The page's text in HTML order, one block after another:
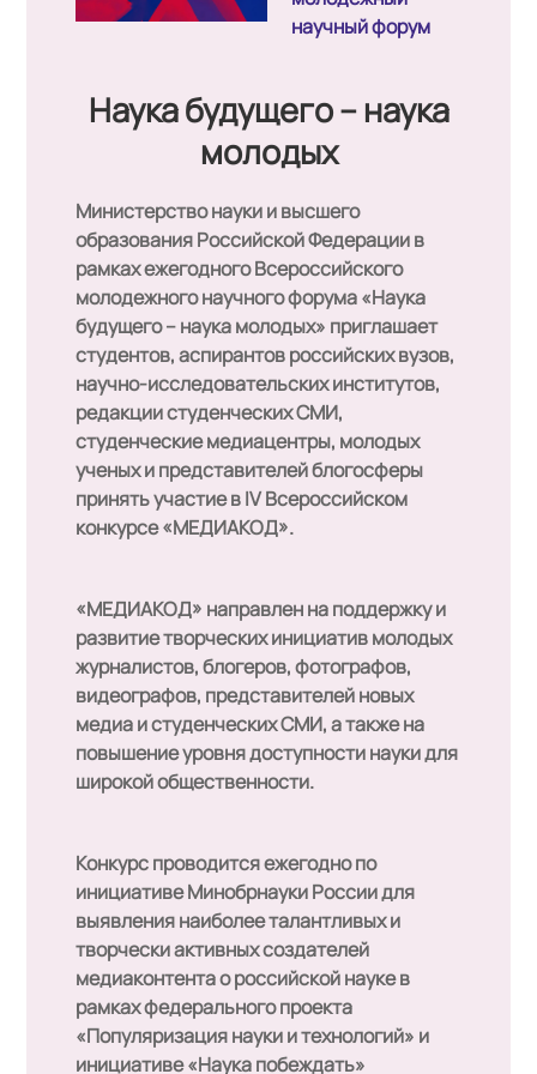
научный форум
Наука будущего – наука
молодых
Министерство науки и высшего
образования Российской Федерации в
рамках ежегодного Всероссийского
молодежного научного форума «Наука
будущего – наука молодых» приглашает
студентов, аспирантов российских вузов,
научно-исследовательских институтов,
редакции студенческих СМИ,
студенческие медиацентры, молодых
ученых и представителей блогосферы
принять участие в IV Всероссийском
конкурсе«МЕДИАКОД».
«МЕДИАКОД» направлен на поддержку и
развитие творческих инициатив молодых
журналистов, блогеров, фотографов,
видеографов, представителей новых
медиа и студенческих СМИ, а также на
повышение уровня доступности науки для
широкой общественности.
Конкурс проводится ежегодно по
инициативе Минобрнауки России для
выявления наиболее талантливых и
творчески активных создателей
медиаконтента о российской науке в
рамках федерального проекта
«Популяризация науки и технологий» и
инициативе «Наука побеждать»